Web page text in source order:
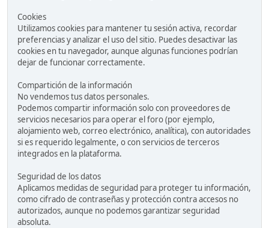
Cookies
Utilizamos cookies para mantener tu sesión activa, recordar
preferencias y analizar el uso del sitio. Puedes desactivar las
cookies en tu navegador, aunque algunas funciones podrían
dejar de funcionar correctamente.
Compartición de la información
No vendemos tus datos personales.
Podemos compartir información solo con proveedores de
servicios necesarios para operar el foro (por ejemplo,
alojamiento web, correo electrónico, analítica), con autoridades
si es requerido legalmente, o con servicios de terceros
integrados en la plataforma.
Seguridad de los datos
Aplicamos medidas de seguridad para proteger tu información,
como cifrado de contraseñas y protección contra accesos no
autorizados, aunque no podemos garantizar seguridad
absoluta.